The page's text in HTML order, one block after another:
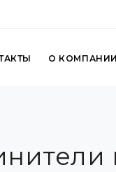
О КОМПАНИИ